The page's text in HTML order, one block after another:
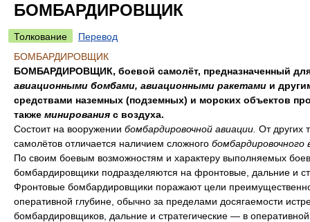
БОМБАРДИРОВЩИК
Толкование
Перевод
БОМБАРДИРОВЩИК
БОМБАРДИРОВЩИК, боевой самолёт, предназначенный
авиационными бомбами, авиационными ракетами и
средствами наземных (подземных) и морских объектов
также минирования с воздуха.
Состоит на вооружении бомбардировочной авиации. От других
самолётов отличается наличием сложного бомбардировочного
По своим боевым возможностям и характеру выполняемых
бомбардировщики подразделяются на фронтовые, дальние и
Фронтовые бомбардировщики поражают цели
оперативной глубине, обычно за пределами досягаемости
бомбардировщиков, дальние и стратегические — в